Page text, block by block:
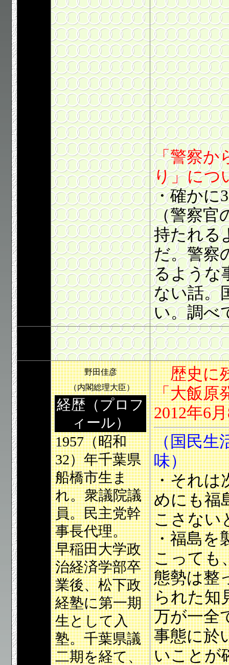
「警察か
り」につ
・確かに
（警察官
持たれる
だ。警察
るような
ない話。
い。調べ
野田佳彦
（内閣総理大臣）
経歴（プロフ
ィール）
1957（昭和
32）年千葉県
船橋市生ま
れ。衆議院議
員。民主党幹
事長代理。
早稲田大学政
治経済学部卒
業後、松下政
経塾に第一期
生として入
塾。千葉県議
二期を経て、
歴史に
「大飯原
2012年6
（国民生
味）
・それは
めにも福
こさない
・福島を
こっても
態勢は整
られた知
万が一全
事態に於
いことが